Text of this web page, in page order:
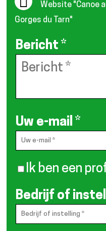
Website "Canoe
Gorges du Tarn"
Bericht *
Uw e-mail *
Ik ben een
Bedrijf of